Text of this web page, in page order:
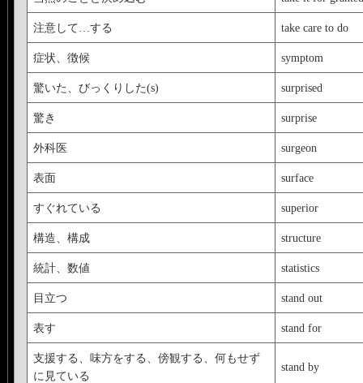
注意して…する take care to do
症状、徴候 symptom
驚いた、びっくりした(s) surprised
驚き surprise
外科医 surgeon
表面 surface
すぐれている superior
構造、構成 structure
統計、数値 statistics
目立つ stand out
表す stand for
支援する、味方をする、傍観する、何もせず
に見ている
stand by